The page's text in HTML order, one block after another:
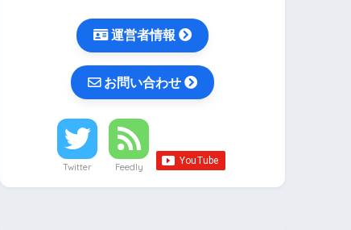
運営者情報
お問い合わせ
Twitter Feedly